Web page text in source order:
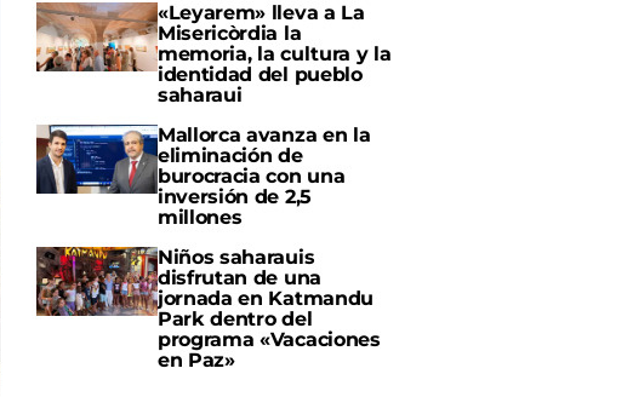
«Leyarem» lleva a La
Misericòrdia la
memoria, la cultura y la
identidad del pueblo
saharaui
Mallorca avanza en la
eliminación de
burocracia con una
inversión de 2,5
millones
Niños saharauis
disfrutan de una
jornada en Katmandu
Park dentro del
programa «Vacaciones
en Paz»